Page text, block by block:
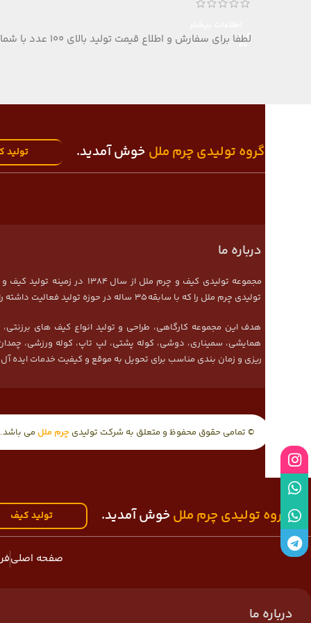
لطفا برای سفارش و اطلاع قیمت تولید بالای 100 عدد با شماره تلفن 09124152407 تماس بگیرید.
گروه تولیدی چرم ملل خوش آمدید. تولید
درباره ما
مجموعه تولیدی کیف و چرم ملل
تولیدی چرم ملل را که با سابقه 35 ساله در حوزه تولید فعالیت داشته را مجددا راه اندازی نموده و خون تازه ای در رگهای تولید کارگاه جریان گرفت.
هدف این مجموعه کارگاهی، طراحی و تولید انواع کیف های
همایشی، سمیناری، دوشی، کوله پشتی، لپ تاپ، کوله ورزشی،
ریزی و زمان بندی مناسب برای تحویل به موقع و کیفیت خدمات ایده آل
© تمامی حقوق محفوظ و متعلق به شرکت تولیدی چرم ملل می باشد.
بهگروه تولیدی چرم مللخوش آمدید. تولید کیف
صفحه اصلی
درباره ما
واتس آپ